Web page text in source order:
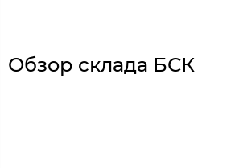
Обзор склада БСК